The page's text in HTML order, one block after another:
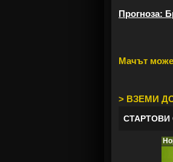
Прогноза:
Мачът
> ВЗЕМИ
СТАРТОВИ